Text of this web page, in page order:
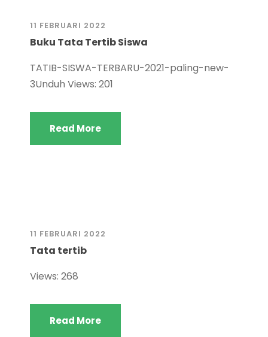
11 FEBRUARI 2022
Buku Tata Tertib Siswa
TATIB-SISWA-TERBARU-2021-paling-new-
3Unduh Views: 201
Read More
11 FEBRUARI 2022
Tata tertib
Views: 268
Read More